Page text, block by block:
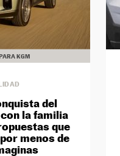
KGM
del
la familia
que
menos de